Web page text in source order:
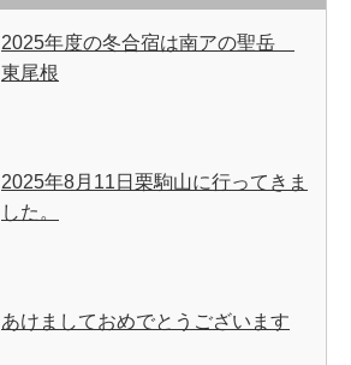
2025年度の冬合宿は南アの聖岳
東尾根
2025年8月11日栗駒山に行ってきま
した。
あけましておめでとうございます